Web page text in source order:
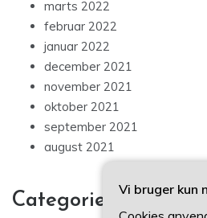
marts 2022
februar 2022
januar 2022
december 2021
november 2021
oktober 2021
september 2021
august 2021
Categories
Vi bruger kun